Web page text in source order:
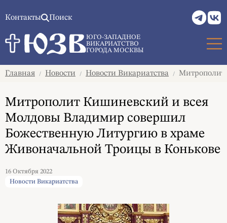
Контакты Поиск
ЮГО-ЗАПАДНОЕ
ВИКАРИАТСТВО
ГОРОДА МОСКВЫ
Главная / Новости / Новости Викариатства / Митрополит
Митрополит Кишиневский и всея
Молдовы Владимир совершил
Божественную Литургию в храме
Живоначальной Троицы в Конькове
16 Октября 2022
Новости Викариатства